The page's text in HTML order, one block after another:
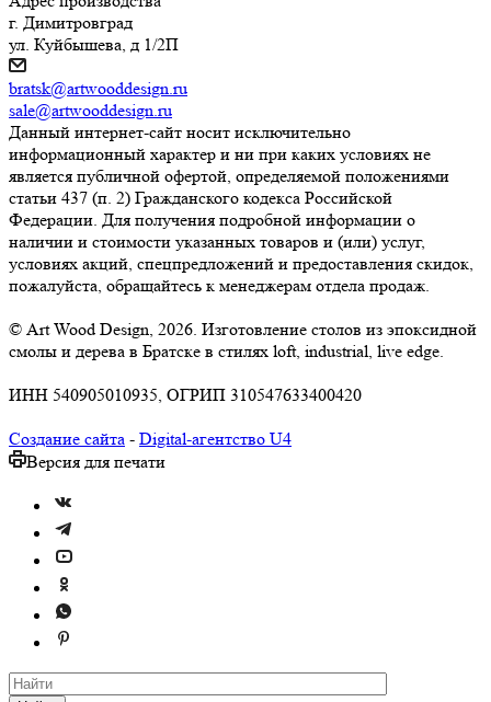
г. Димитровград
ул. Куйбышева, д 1/2П
bratsk@artwooddesign.ru
sale@artwooddesign.ru
Данный интернет-сайт носит исключительно
информационный характер и ни при каких условиях не
является публичной офертой, определяемой положениями
статьи 437 (п. 2) Гражданского кодекса Российской
Федерации. Для получения подробной информации о
наличии и стоимости указанных товаров и (или) услуг,
условиях акций, спецпредложений и предоставления скидок,
пожалуйста, обращайтесь к менеджерам отдела продаж.
© Art Wood Design, 2026. Изготовление столов из эпоксидной
смолы и дерева в Братске в стилях loft, industrial, live edge.
ИНН 540905010935, ОГРИП 310547633400420
Создание сайта - Digital-агентство U4
Версия для печати